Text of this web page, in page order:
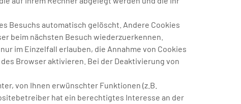
Besuchs automatisch gelöscht. Andere Cookies
beim nächsten Besuch wiederzuerkennen.
im Einzelfall erlauben, die Annahme von Cookies
Browser aktivieren. Bei der Deaktivierung von
von Ihnen erwünschter Funktionen (z.B.
hat ein berechtigtes Interesse an der